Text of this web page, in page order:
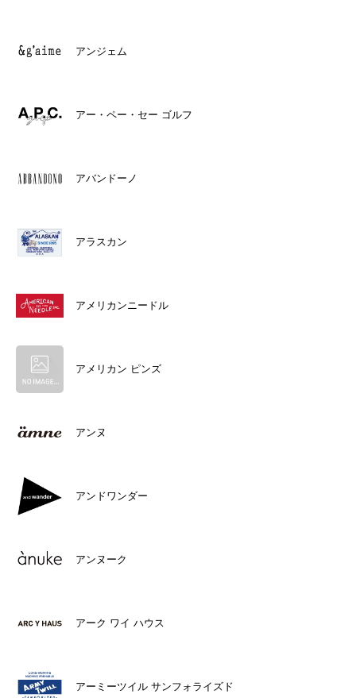
アンジェム
アー・ペー・セー ゴルフ
アバンドーノ
アラスカン
アメリカンニードル
アメリカン ピンズ
アンヌ
アンドワンダー
アンヌーク
アーク ワイ ハウス
アーミーツイル サンフォライズド